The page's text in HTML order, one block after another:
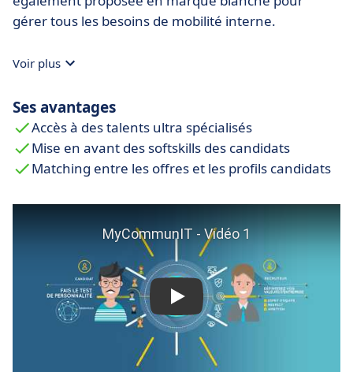
gérer tous les besoins de mobilité interne.
Voir plus
Ses avantages
Accès à des talents ultra spécialisés
Mise en avant des softskills des candidats
Matching entre les offres et les profils candidats